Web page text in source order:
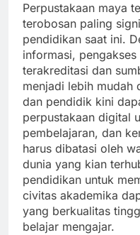
Perpustakaan maya
terobosan paling
pendidikan saat ini.
informasi,
terakreditasi dan
menjadi lebih mudah
dan pendidik kini
perpustakaan digital
pembelajaran, dan
harus dibatasi oleh
dunia yang kian
pendidikan untuk
civitas akademika
yang berkualitas
belajar mengajar.